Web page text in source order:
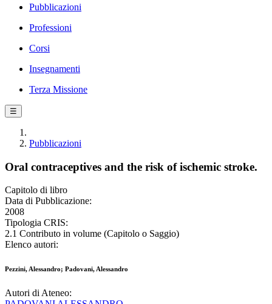
Pubblicazioni
Professioni
Corsi
Insegnamenti
Terza Missione
☰
Pubblicazioni
Oral contraceptives and the risk of ischemic stroke.
Capitolo di libro
Data di Pubblicazione:
2008
Tipologia CRIS:
2.1 Contributo in volume (Capitolo o Saggio)
Elenco autori:
Pezzini, Alessandro; Padovani, Alessandro
Autori di Ateneo: